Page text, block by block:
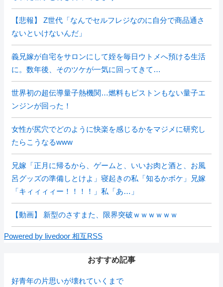
【悲報】 Z世代「なんでセルフレジなのに自分で商品通さ
ないといけないんだ」
義兄嫁が自宅をサロンにして姪を毎日ウトメへ預ける生活
に。数年後、そのツケが一気に回ってきて…
世界初の超伝導量子熱機関…燃料もピストンもない量子エ
ンジンが回った！
女性が尻穴でどのように快楽を感じるかをマジメに研究し
たらこうなるwww
兄嫁「正月に帰るから、ゲームと、いいお肉と酒と、お風
呂グッズの準備しとけよ」寝起きの私「知るかボケ」兄嫁
「キィィィィー！！！！」私「あ…」
【動画】 新型のさすまた、限界突破ｗｗｗｗｗｗ
Powered by livedoor 相互RSS
おすすめ記事
好青年の片思いが壊れていくまで